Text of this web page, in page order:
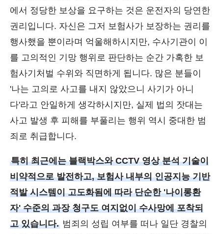
에서 정당한 보상을 요구하는 것은 운전자의 당연한
권리입니다. 자신은 그저 보험사가 보장하는 권리를
행사했을 뿐이라며 억울해하시지만, 수사기관이 이
를 고의적인 기망 행위로 판단하는 순간 가혹한 보
험사기처벌 수위와 직면하게 됩니다. 많은 분들이
'나는 고의로 사고를 내지 않았으니 사기가 아니
다'라고 안일하게 생각하시지만, 실제 법의 잣대는
사고 발생 후 피해를 부풀리는 행위 역시 중대한 범
죄로 취급합니다.
특히 최근에는 블랙박스와 CCTV 영상 분석 기술이
비약적으로 발전하고, 보험사 내부의 인공지능 기반
적발 시스템이 고도화됨에 따라 단순한 '나이롱환
자' 수준의 과장 청구도 여지없이 수사망에 포착되
고 있습니다. 범죄의 성립 여부를 떠나 일단 경찰의